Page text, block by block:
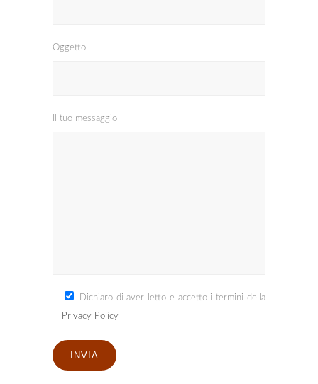
Oggetto
Il tuo messaggio
Dichiaro di aver letto e accetto i termini della
Privacy Policy